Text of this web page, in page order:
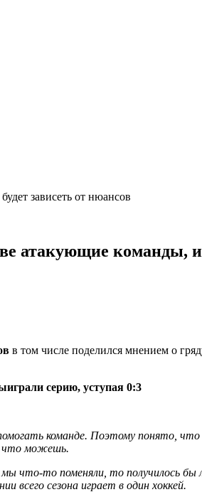
зависеть от нюансов
атакующие команды, и
в том числе поделился мнением о
серию, уступая 0:3
команде. Поэтому понято, что
что можешь.
что-то поменяли, то получилось
всего сезона играет в один хоккей.